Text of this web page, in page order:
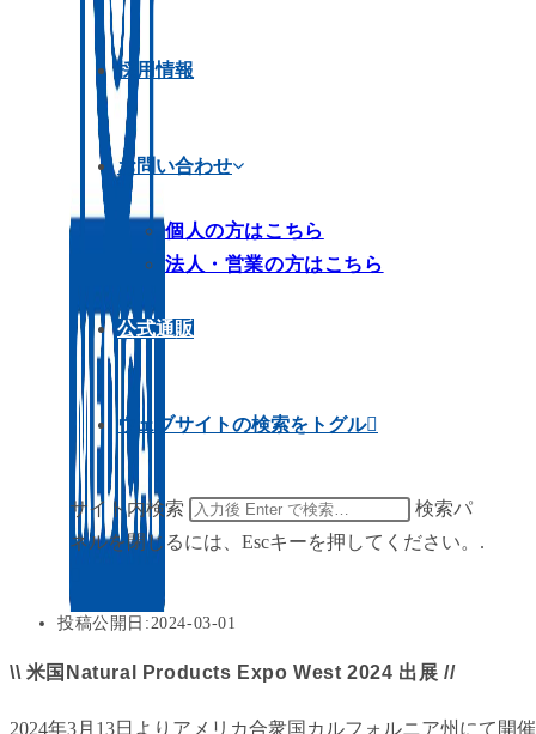
採用情報
お問い合わせ
個人の方はこちら
法人・営業の方はこちら
公式通販
ウェブサイトの検索をトグル
サイト内検索
検索パ
ネルを閉じるには、Escキーを押してください。.
投稿公開日:2024-03-01
\\ 米国Natural Products Expo West 2024 出展 //
2024年3月13日よりアメリカ合衆国カルフォルニア州にて開催